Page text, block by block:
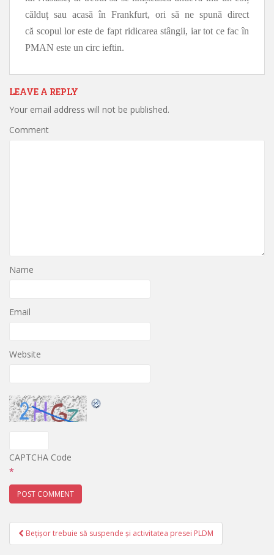
călduț sau acasă în Frankfurt, ori să ne spună direct
că scopul lor este de fapt ridicarea stângii, iar tot ce fac în
PMAN este un circ ieftin.
LEAVE A REPLY
Your email address will not be published.
Comment
Name
Email
Website
CAPTCHA Code
*
Post navigation
Bețișor trebuie să suspende și activitatea presei PLDM